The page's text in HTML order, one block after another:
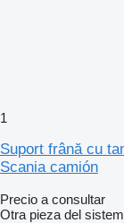
1
Suport frână cu
Scania camión
Precio a consultar
Otra pieza del